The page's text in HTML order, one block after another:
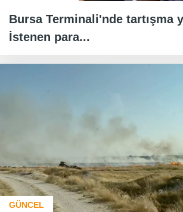
Bursa Terminali'nde tartışma
İstenen para...
GÜNCEL